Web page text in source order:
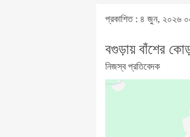
প্রকাশিত : ৪ জুন, ২০২৬
বগুড়ায় বাঁশের
নিজস্ব প্রতিবেদক